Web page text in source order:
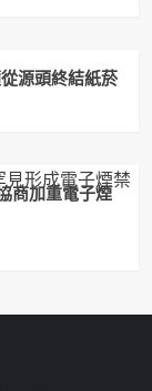
源頭終結紙菸
商加重電子煙